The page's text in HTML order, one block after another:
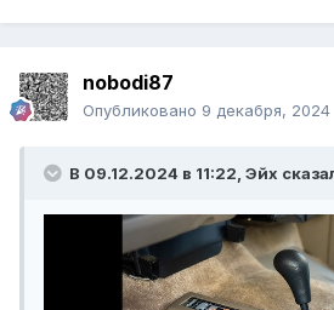
nobodi87
Опубликовано 9 декабря, 2024
В 09.12.2024 в 11:22, Эйх